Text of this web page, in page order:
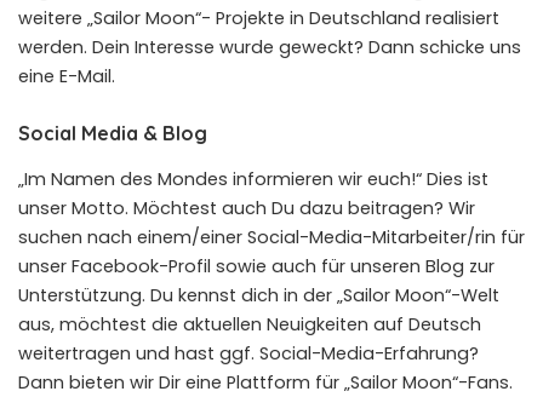
weitere „Sailor Moon“- Projekte in Deutschland realisiert
werden. Dein Interesse wurde geweckt? Dann schicke uns
eine E-Mail.
Social Media & Blog
„Im Namen des Mondes informieren wir euch!“ Dies ist
unser Motto. Möchtest auch Du dazu beitragen? Wir
suchen nach einem/einer Social-Media-Mitarbeiter/rin für
unser Facebook-Profil sowie auch für unseren Blog zur
Unterstützung. Du kennst dich in der „Sailor Moon“-Welt
aus, möchtest die aktuellen Neuigkeiten auf Deutsch
weitertragen und hast ggf. Social-Media-Erfahrung?
Dann bieten wir Dir eine Plattform für „Sailor Moon“-Fans.